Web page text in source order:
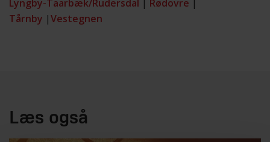
Lyngby-Taarbæk/Rudersdal | Rødovre |
Tårnby |Vestegnen
Læs også